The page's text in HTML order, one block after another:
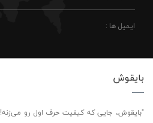
🏎️ موارد
جین روشن یا هودی‌های ساده ست
اسپرت جلوه خوبی پیدا کند. برای
ایمیل ها :
بایقوش
"بایقوش، جایی که کیفیت حرف اول رو می‌زنه!